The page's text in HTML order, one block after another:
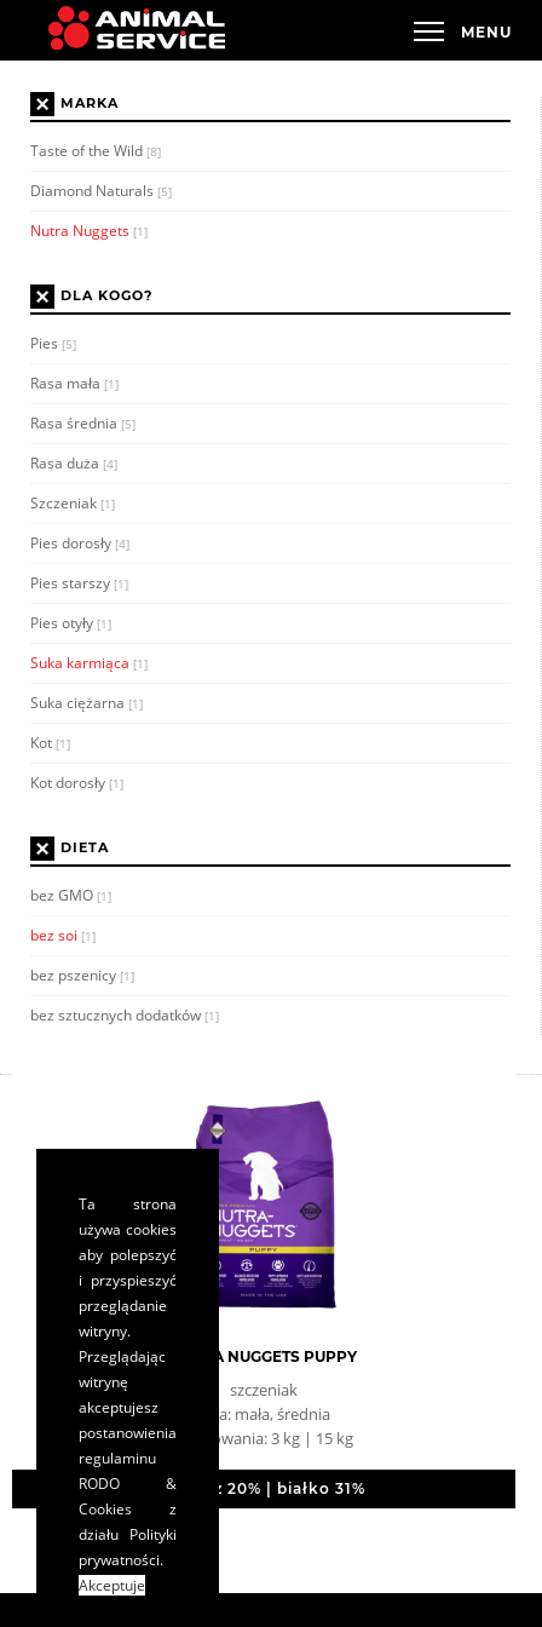
× MARKA
Taste of the Wild [8]
Diamond Naturals [5]
Nutra Nuggets [1]
× DLA KOGO?
Pies [5]
Rasa mała [1]
Rasa średnia [5]
Rasa duża [4]
Szczeniak [1]
Pies dorosły [4]
Pies starszy [1]
Pies otyły [1]
Suka karmiąca [1]
Suka ciężarna [1]
Kot [1]
Kot dorosły [1]
× DIETA
bez GMO [1]
bez soi [1]
bez pszenicy [1]
bez sztucznych dodatków [1]
NUTRA NUGGETS PUPPY
szczeniak
rasa: mała, średnia
opakowania: 3 kg | 15 kg
tłuszcz 20% | białko 31%
Ta strona
używa cookies
aby polepszyć
i przyspieszyć
przeglądanie
witryny.
Przeglądając
witrynę
akceptujesz
postanowienia
regulaminu
RODO &
Cookies z
działu Polityki
prywatności.
Akceptuje